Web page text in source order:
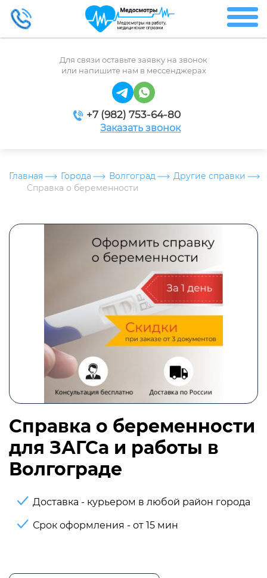
Для связи оставьте заявку на звонок
или напишите нам в мессенджерах
+7 (982) 753-64-80
Заказать звонок
Главная Города Волгоград
Другие справки
Справка о беременности
Справка о беременности
для ЗАГСа и работы в
Волгограде
Доставка - курьером в любой район города
Срок оформления - от 15 мин